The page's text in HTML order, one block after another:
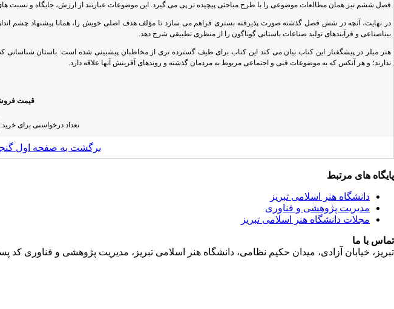
فصل ششم نیز همان مطالعات موضوعی را با طرح مباحثی پیچیده تر پی می گیرد. این موضوعات عبارتند از ارزش، جایگاه و نسبت
در نهایت، آنچه در شش فصل گذشته صورت پذیرفته بستری فراهم می سازد تا مؤلف هدف اصلی خویش را، همانا پیشنهاد چشم
بیناصناعی و فرآیندهای تولید صناعات باستانی گوناگون را از منظری تطبیقی شرح دهد.
هتر میلر در پیشگفتار این کتاب بیان می کند این کتاب برای طیف گسترده تری از مخاطبان پیشبینی شده است: باستان شناسانی
ندارند؛ و هر آنکس که به موضوعات فنی و اجتماعی مربوط به مردمان گذشته و روندهای آفرینش آنها علاقه دارد.
قیمت فروش -
تعداد درخواستی برای خرید:
برگشت به صفحه اول
پایگاه های مرتبط
دانشگاه هنر اسلامی تبریز
مدیریت پژوهشی و فناوری
مجلات دانشگاه هنر اسلامی تبریز
تماس با ما
تبریز، خیابان آزادی، میدان حکیم نظامی، دانشگاه هنر اسلامی تبریز، مدیریت پژوهشی و فناوری کد پستی:5164736931 تلفن: 4135297412-98+ دورنگار: